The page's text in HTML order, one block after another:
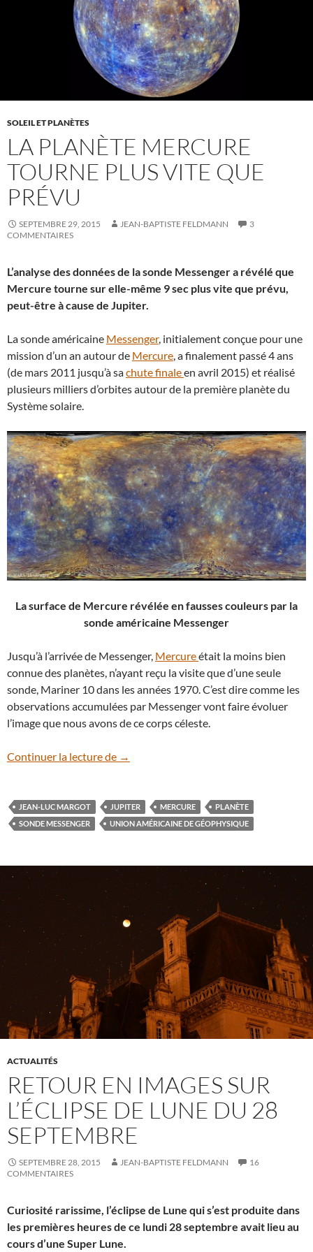
SOLEIL ET PLANÈTES
LA PLANÈTE MERCURE
TOURNE PLUS VITE QUE
PRÉVU
SEPTEMBRE 29, 2015 JEAN-BAPTISTE FELDMANN
3
COMMENTAIRES
L’analyse des données de la sonde Messenger a révélé que
Mercure tourne sur elle-même 9 sec plus vite que prévu,
peut-être à cause de Jupiter.
La sonde américaine Messenger, initialement conçue pour une
mission d’un an autour de Mercure , a finalement passé 4 ans
(de mars 2011 jusqu’à sachute finaleen avril 2015) et réalisé
plusieurs milliers d’orbites autour de la première planète du
Système solaire.
La surface de Mercure révélée en fausses couleurs par la
sonde américaine Messenger
Jusqu’à l’arrivée de Messenger, Mercureétait la moins bien
connue des planètes, n’ayant reçu la visite que d’une seule
sonde, Mariner 10 dans les années 1970. C’est dire comme les
observations accumulées par Messenger vont faire évoluer
l’image que nous avons de ce corps céleste.
Continuer la lecture de La planète Mercure tourne plus vite que
→
JEAN-LUC MARGOT JUPITER MERCURE
PLANÈTE
SONDE MESSENGER
UNION AMÉRICAINE DE GÉOPHYSIQUE
ACTUALITÉS
RETOUR EN IMAGES SUR
L’ÉCLIPSE DE LUNE DU 28
SEPTEMBRE
SEPTEMBRE 28, 2015 JEAN-BAPTISTE FELDMANN
16
COMMENTAIRES
Curiosité rarissime, l’éclipse de Lune qui s’est produite dans
les premières heures de ce lundi 28 septembre avait lieu au
cours d’une Super Lune.